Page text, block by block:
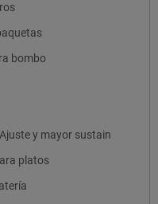
bombo
y mayor sustain
platos